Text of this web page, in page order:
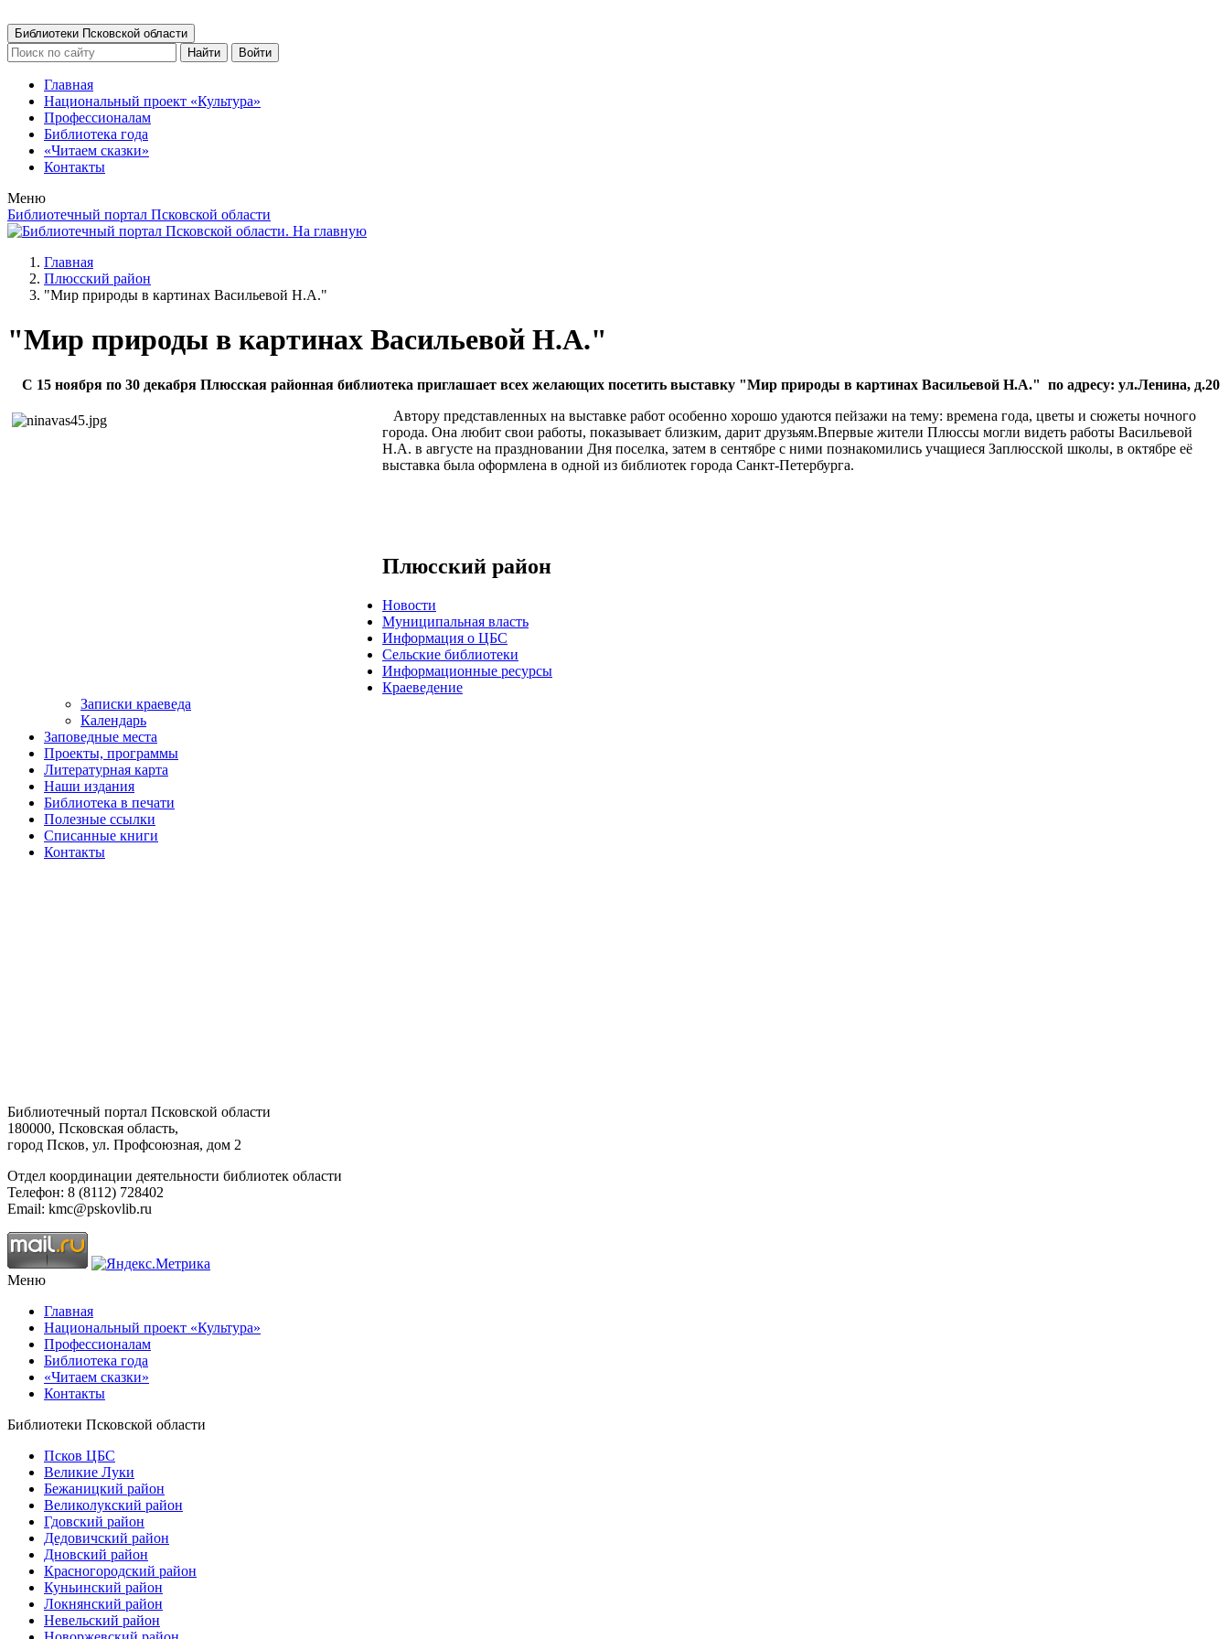
Библиотеки Псковской области
Найти
Войти
Главная
Национальный проект «Культура»
Профессионалам
Библиотека года
«Читаем сказки»
Контакты
Меню
Библиотечный портал Псковской области
Главная
Плюсский район
"Мир природы в картинах Васильевой Н.А."
"Мир природы в картинах Васильевой Н.А."
С 15 ноября по 30 декабря Плюсская районная библиотека приглашает всех желающих посетить выставку "Мир природы в картинах Васильевой Н.А." по адресу: ул.Ленина, д.20
Автору представленных на выставке работ особенно хорошо удаются пейзажи на тему: времена года, цветы и сюжеты ночного
города. Она любит свои работы, показывает близким, дарит друзьям.Впервые жители Плюссы могли видеть работы Васильевой
Н.А. в августе на праздновании Дня поселка, затем в сентябре с ними познакомились учащиеся Заплюсской школы, в октябре её
выставка была оформлена в одной из библиотек города Санкт-Петербурга.
Плюсский район
Новости
Муниципальная власть
Информация о ЦБС
Сельские библиотеки
Информационные ресурсы
Краеведение
Записки краеведа
Календарь
Заповедные места
Проекты, программы
Литературная карта
Наши издания
Библиотека в печати
Полезные ссылки
Списанные книги
Контакты
Библиотечный портал Псковской области
180000, Псковская область,
город Псков, ул. Профсоюзная, дом 2
Отдел координации деятельности библиотек области
Телефон: 8 (8112) 728402
Email: kmc@pskovlib.ru
Меню
Главная
Национальный проект «Культура»
Профессионалам
Библиотека года
«Читаем сказки»
Контакты
Библиотеки Псковской области
Псков ЦБС
Великие Луки
Бежаницкий район
Великолукский район
Гдовский район
Дедовичский район
Дновский район
Красногородский район
Куньинский район
Локнянский район
Невельский район